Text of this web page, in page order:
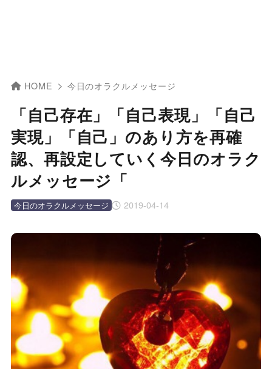
HOME 今日のオラクルメッセージ
「自己存在」「自己表現」「自己
実現」「自己」のあり方を再確
認、再設定していく今日のオラク
ルメッセージ「
2019-04-14
今日のオラクルメッセージ